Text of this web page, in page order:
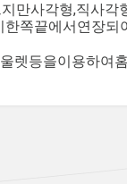
만사각형,직사
쪽끝에서연장되
렛등을이용하여